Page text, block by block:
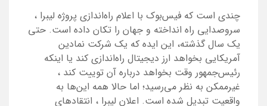
چندی است که فیس‌بوک با اعلام راه‌اندازی پروژه لیبرا ،
سروصدایی راه انداخته و جهان را تکان داده است. حتی
یک سال گذشته، این ایده که یک شرکت نمادین
آمریکایی بخواهد ارز دیجیتال راه‌اندازی کند یا اینکه
رئیس‌جمهور وقت بخواهد درباره آن توییت کند ،
غیرممکن به نظر می‌رسید؛ اما حالا همه این‌ها به
واقعیت تبدیل شده است. اعلان لیبرا ، انتقادهای